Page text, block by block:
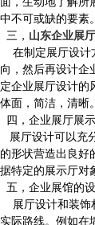
中不可或缺的要素。
三， 山东企业展
在制定展厅设计
向，然后再设计企
定企业展厅设计的
体面，简洁，清晰。
四，企业展厅展
展厅设计可以充
的形状营造出良好
据特定的展示厅对
五，企业展馆的
展厅设计和装饰
实际路线。例如在